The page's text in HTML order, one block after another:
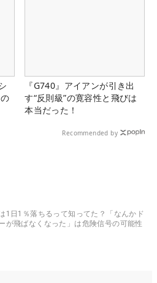
『G740』アイアンが引き出
す“反則級”の寛容性と飛びは
本当だった！
Recommended by
1日1％落ちるって知ってた？「なんかド
が飛ばなくなった」は危険信号の可能性